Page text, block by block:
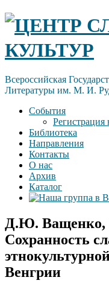
Skip
content
ЦЕНТР
КУЛЬТУР
Всероссийская
Литературы им. М. И.
События
Регистрация
Библиотека
Направления
Контакты
О нас
Архив
Каталог
Д.Ю. Ващенко,
Сохранность
Венгрии